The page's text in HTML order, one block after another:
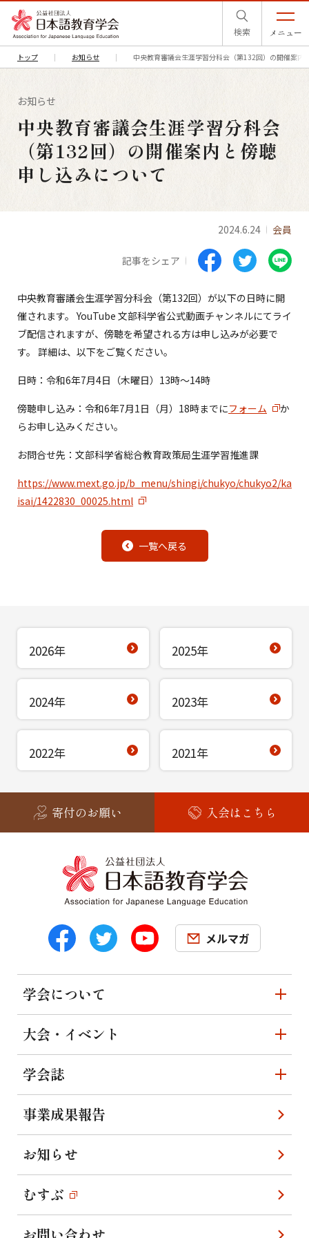
検索 メニュー
トップ お知らせ 中央教育審議会生涯学習分科会（第132回）の開催案内
お知らせ
中央教育審議会生涯学習分科会
（第132回）の開催案内と傍聴
申し込みについて
2024.6.24 会員
記事をシェア
中央教育審議会生涯学習分科会（第132回）が以下の日時に開
催されます。 YouTube 文部科学省公式動画チャンネルにてライ
ブ配信されますが、傍聴を希望される方は申し込みが必要で
す。 詳細は、以下をご覧ください。
日時：令和6年7月4日（木曜日）13時～14時
傍聴申し込み：令和6年7月1日（月）18時までにフォーム
か
らお申し込みください。
お問合せ先：文部科学省総合教育政策局生涯学習推進課
https://www.mext.go.jp/b_menu/shingi/chukyo/chukyo2/ka
isai/1422830_00025.html
一覧へ戻る
2026年 2025年
2024年 2023年
2022年 2021年
寄付のお願い 入会はこちら
メルマガ
学会について
大会・イベント
学会誌
事業成果報告
お知らせ
むすぶ